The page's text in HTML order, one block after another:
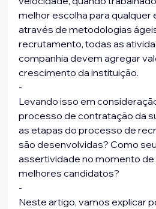
melhor escolha para qualquer
através de metodologias
recrutamento, todas as
companhia devem agregar
crescimento da instituição.
-
Levando isso em
processo de contratação da
as etapas do processo de
são desenvolvidas? Como
assertividade no momento
melhores candidatos?
-
Neste artigo, vamos explicar